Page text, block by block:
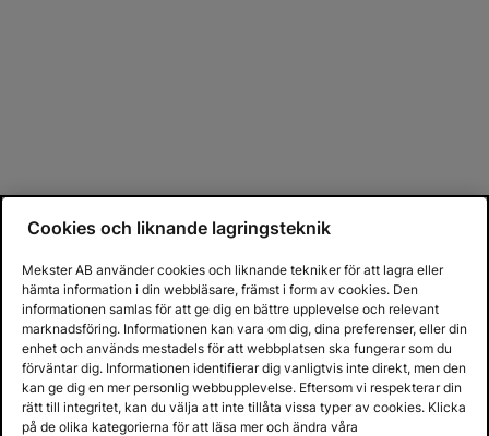
Cookies och liknande lagringsteknik
Mekster AB använder cookies och liknande tekniker för att lagra eller
hämta information i din webbläsare, främst i form av cookies. Den
informationen samlas för att ge dig en bättre upplevelse och relevant
marknadsföring. Informationen kan vara om dig, dina preferenser, eller din
enhet och används mestadels för att webbplatsen ska fungerar som du
förväntar dig. Informationen identifierar dig vanligtvis inte direkt, men den
kan ge dig en mer personlig webbupplevelse. Eftersom vi respekterar din
rätt till integritet, kan du välja att inte tillåta vissa typer av cookies. Klicka
på de olika kategorierna för att läsa mer och ändra våra